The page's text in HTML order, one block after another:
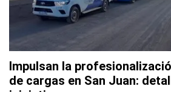
Impulsan la
de cargas en San Juan: